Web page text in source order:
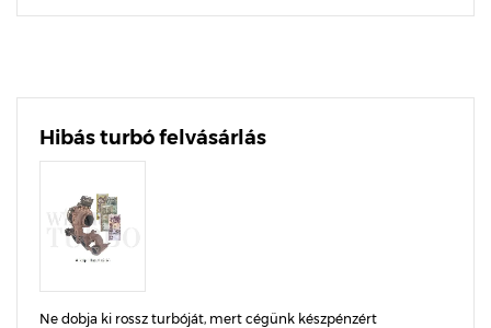
Hibás turbó felvásárlás
Ne dobja ki rossz turbóját, mert cégünk készpénzért